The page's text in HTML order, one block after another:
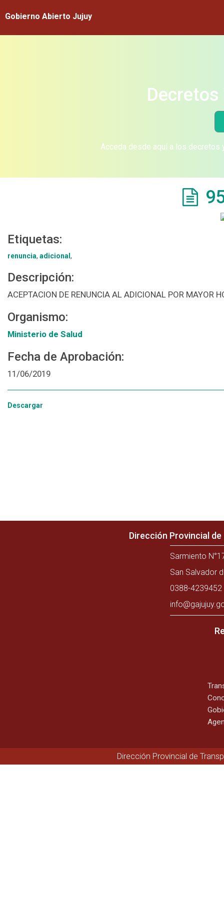
Gobierno Abierto Jujuy
Acceda desde aquí a los
Etiquetas:
renuncia, adicional ,
Descripción:
ACEPTACION DE RENUNCIA AL ADICIONAL POR MAYOR
Organismo:
Ministerio de Salud
Fecha de Aprobación:
11/06/2019
Descargar
Dirección Provincial
Sarmiento
San Salvador
0388-
Dirección Provincial de